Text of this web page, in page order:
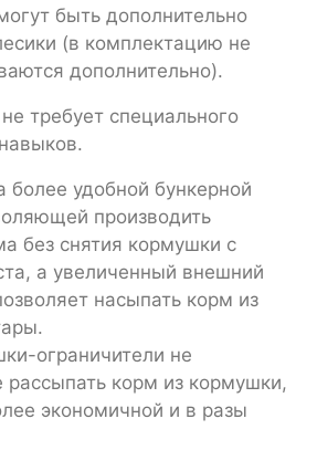
быть дополнительно
(в комплектацию не
дополнительно).
требует специального
более удобной бункерной
производить
без снятия кормушки с
а увеличенный внешний
насыпать корм из
ограничители не
рассыпать корм из кормушки,
экономичной и в разы